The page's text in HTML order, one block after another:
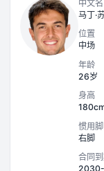
中文名
马丁·
位置
中场
年龄
26岁
身高
惯用脚
右脚
合同